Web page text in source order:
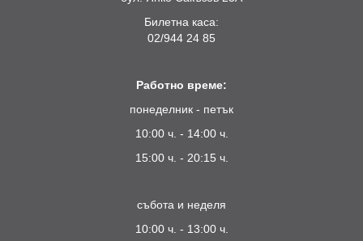
Билетна каса:
02/944 24 85
Работно време:
понеделник - петък
10:00 ч. - 14:00 ч.
15:00 ч. - 20:15 ч.
събота и неделя
10:00 ч. - 13:00 ч.